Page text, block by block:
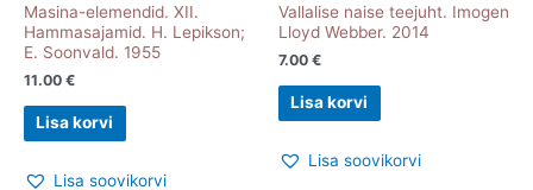
Masina-elemendid. XII.
Hammasajamid. H. Lepikson;
E. Soonvald. 1955
11.00 €
Lisa korvi
Lisa soovikorvi
Vallalise naise teejuht. Imogen
Lloyd Webber. 2014
7.00 €
Lisa korvi
Lisa soovikorvi